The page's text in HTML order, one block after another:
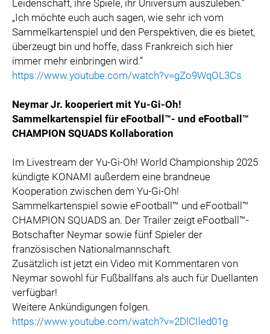
Leidenschaft, ihre Spiele, ihr Universum auszuleben.”
„Ich möchte euch auch sagen, wie sehr ich vom
Sammelkartenspiel und den Perspektiven, die es bietet,
überzeugt bin und hoffe, dass Frankreich sich hier
immer mehr einbringen wird.”
https://www.youtube.com/watch?v=gZo9WqOL3Cs
Neymar Jr. kooperiert mit Yu-Gi-Oh!
Sammelkartenspiel für eFootball™- und eFootball™
CHAMPION SQUADS Kollaboration
Im Livestream der Yu-Gi-Oh! World Championship 2025
kündigte KONAMI außerdem eine brandneue
Kooperation zwischen dem Yu-Gi-Oh!
Sammelkartenspiel sowie eFootball™ und eFootball™
CHAMPION SQUADS an. Der Trailer zeigt eFootball™-
Botschafter Neymar sowie fünf Spieler der
französischen Nationalmannschaft.
Zusätzlich ist jetzt ein Video mit Kommentaren von
Neymar sowohl für Fußballfans als auch für Duellanten
verfügbar!
Weitere Ankündigungen folgen.
https://www.youtube.com/watch?v=2DlCIled01g